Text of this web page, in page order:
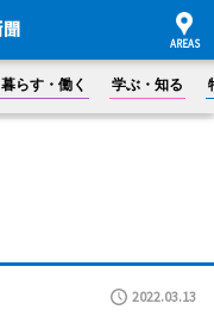
暮らす・働く 学ぶ・知る
2022.03.13